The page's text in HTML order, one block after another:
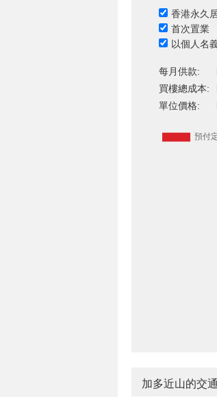
香港永久
首次置業
以個人名
每月供款:
買樓總成本:
單位價格:
加多近山的交